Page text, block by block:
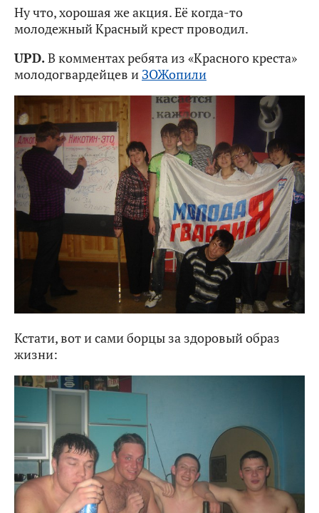
Ну что, хорошая же акция. Её когда-то
молодежный Красный крест проводил.
UPD.В комментах ребята из «Красного креста»
молодогвардейцев и ЗОЖопили
Кстати, вот и сами борцы за здоровый образ
жизни: